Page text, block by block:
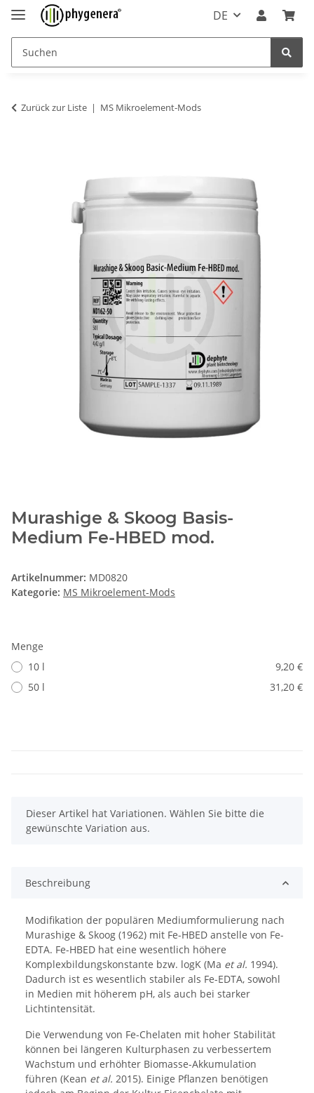
DE
Zurück zur Liste MS Mikroelement-Mods
Murashige & Skoog Basis-
Medium Fe-HBED mod.
Artikelnummer: MD0820
Kategorie: MS Mikroelement-Mods
Menge
10 l
9,20 €
50 l
31,20 €
x
Dieser Artikel hat Variationen. Wählen Sie bitte die
gewünschte Variation aus.
Beschreibung
Modifikation der populären Mediumformulierung nach
Murashige & Skoog (1962) mit Fe-HBED anstelle von Fe-
EDTA. Fe-HBED hat eine wesentlich höhere
Komplexbildungskonstante bzw. logK (Ma et al. 1994).
Dadurch ist es wesentlich stabiler als Fe-EDTA, sowohl
in Medien mit höherem pH, als auch bei starker
Lichtintensität.
Die Verwendung von Fe-Chelaten mit hoher Stabilität
können bei längeren Kulturphasen zu verbessertem
Wachstum und erhöhter Biomasse-Akkumulation
führen (Kean et al. 2015). Einige Pflanzen benötigen